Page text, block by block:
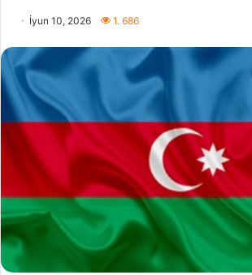
İyun 10, 2026 1. 686